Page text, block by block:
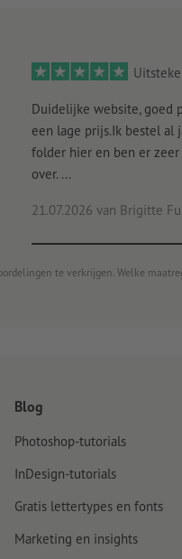
Duidelijke website, goed
een lage prijs.Ik bestel al
folder hier en ben er
over. ...
21.07.2026 van Brigitte
te verkrijgen. Welke
Blog
Photoshop-tutorials
InDesign-tutorials
Gratis lettertypes en fonts
Marketing en insights